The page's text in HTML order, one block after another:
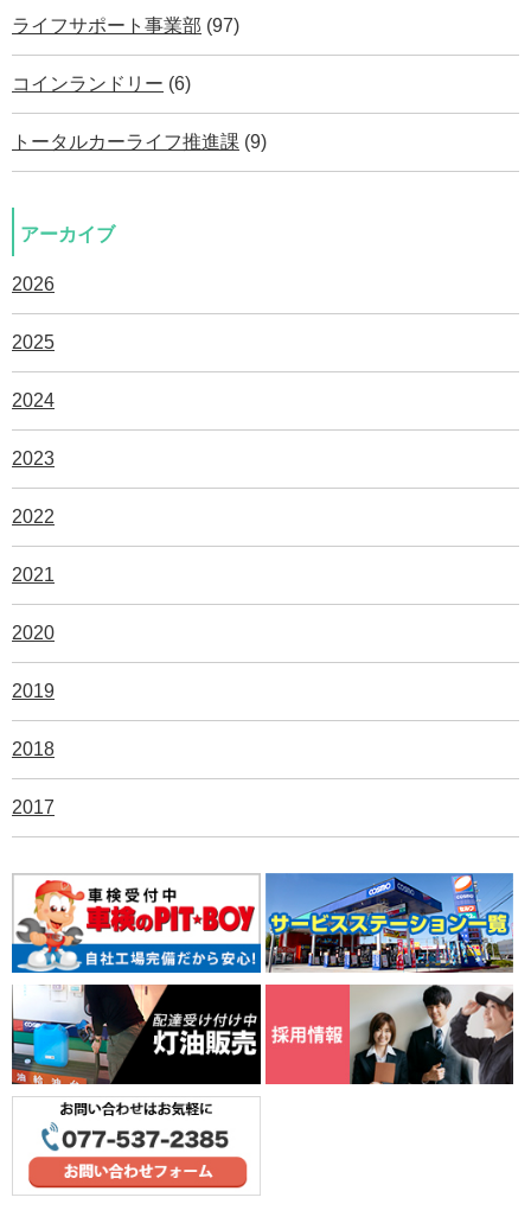
ライフサポート事業部 (97)
コインランドリー (6)
トータルカーライフ推進課 (9)
アーカイブ
2026
2025
2024
2023
2022
2021
2020
2019
2018
2017